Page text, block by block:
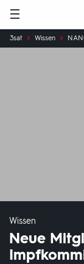
Hauptnavigation
Sie
sind
3sat Wissen
Wissen
Neue